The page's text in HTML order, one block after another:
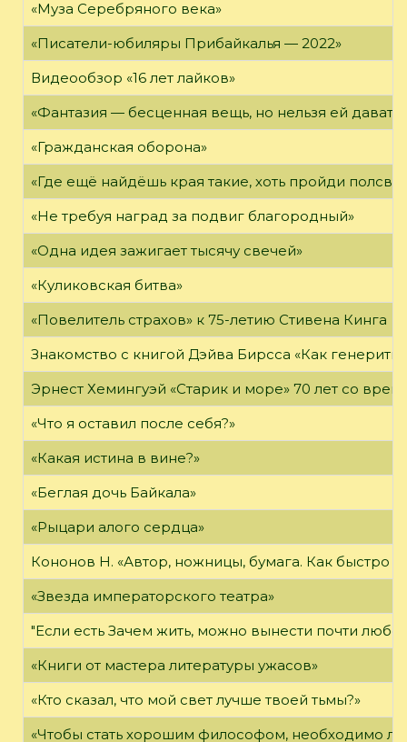
«Муза Серебряного века»
«Писатели-юбиляры Прибайкалья — 2022»
Видеообзор «16 лет лайков»
«Фантазия — бесценная вещь, но нельзя ей давать
«Гражданская оборона»
«Где ещё найдёшь края такие, хоть пройди
«Не требуя наград за подвиг благородный»
«Одна идея зажигает тысячу свечей»
«Куликовская битва»
«Повелитель страхов» к 75-летию Стивена Кинга
Знакомство с книгой Дэйва Бирсса «Как
Эрнест Хемингуэй «Старик и море» 70 лет со
«Что я оставил после себя?»
«Какая истина в вине?»
«Беглая дочь Байкала»
«Рыцари алого сердца»
Кононов Н. «Автор, ножницы, бумага. Как быстро
«Звезда императорского театра»
"Если есть Зачем жить, можно вынести почти
«Книги от мастера литературы ужасов»
«Кто сказал, что мой свет лучше твоей тьмы?»
«Чтобы стать хорошим философом, необходимо